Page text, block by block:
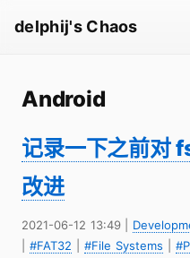
delphij's Chaos
Android
记录一下之前对
改进
2021-06-12 13:49|
#FAT32 #File Systems